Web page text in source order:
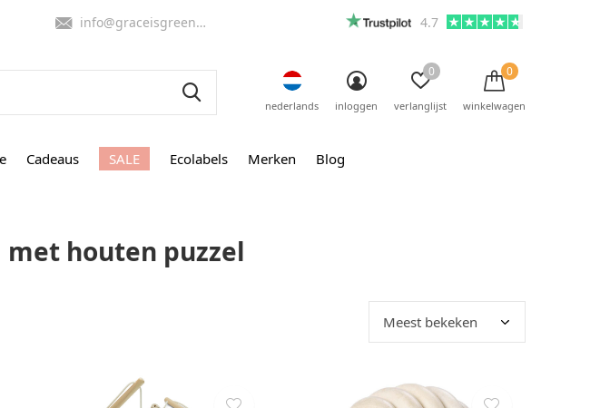
Cadeaus SALE Ecolabels Merken Blog
nederlands inloggen verlanglijst
0
winkelwagen
0
info@graceisgreen.com 4.7
houten puzzel